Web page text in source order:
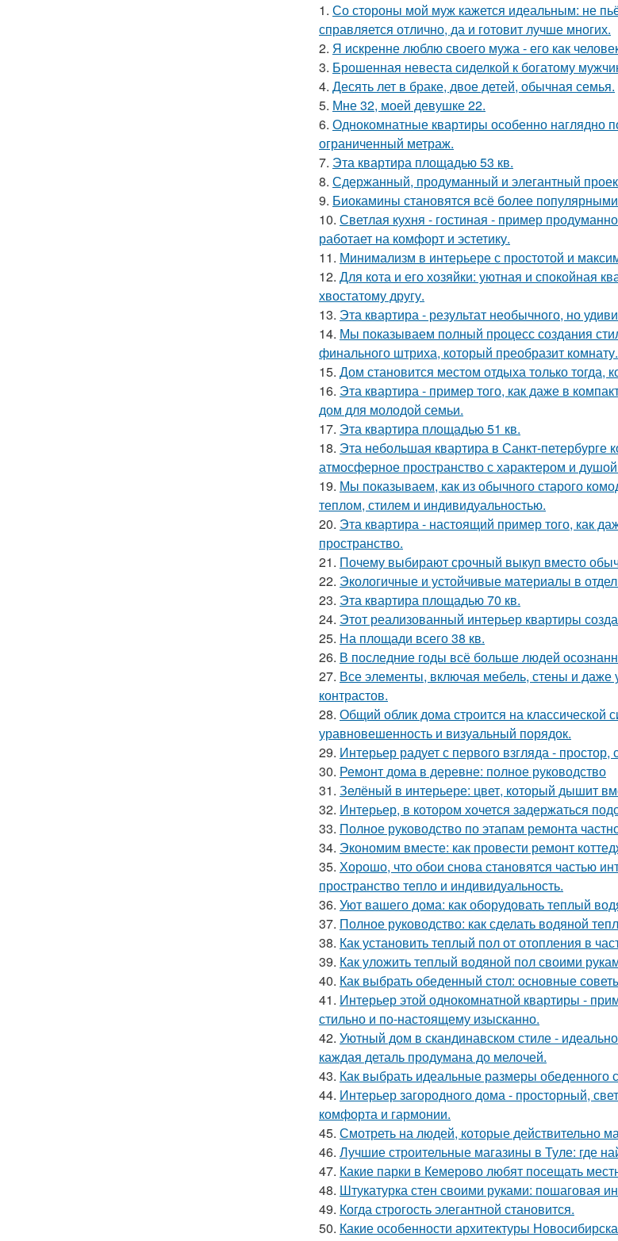
1. Со стороны мой муж кажется идеальным: не
справляется отлично, да и готовит лучше многих.
2. Я искренне люблю своего мужа - его как
3. Брошенная невеста сиделкой к богатому
4. Десять лет в браке, двое детей, обычная семья.
5. Мне 32, моей девушке 22.
6. Однокомнатные квартиры особенно наглядно
ограниченный метраж.
7. Эта квартира площадью 53 кв.
8. Сдержанный, продуманный и элегантный
9. Биокамины становятся всё более
10. Светлая кухня - гостиная - пример
работает на комфорт и эстетику.
11. Минимализм в интерьере с простотой и
12. Для кота и его хозяйки: уютная и спокойная
хвостатому другу.
13. Эта квартира - результат необычного, но
14. Мы показываем полный процесс создания
финального штриха, который преобразит комнату.
15. Дом становится местом отдыха только тогда,
16. Эта квартира - пример того, как даже в
дом для молодой семьи.
17. Эта квартира площадью 51 кв.
18. Эта небольшая квартира в Санкт-петербурге
атмосферное пространство с характером и
19. Мы показываем, как из обычного старого
теплом, стилем и индивидуальностью.
20. Эта квартира - настоящий пример того, как
пространство.
21. Почему выбирают срочный выкуп вместо
22. Экологичные и устойчивые материалы в
23. Эта квартира площадью 70 кв.
24. Этот реализованный интерьер квартиры
25. На площади всего 38 кв.
26. В последние годы всё больше людей
27. Все элементы, включая мебель, стены и
контрастов.
28. Общий облик дома строится на классической
уравновешенность и визуальный порядок.
29. Интерьер радует с первого взгляда -
30. Ремонт дома в деревне: полное руководство
31. Зелёный в интерьере: цвет, который дышит
32. Интерьер, в котором хочется задержаться
33. Полное руководство по этапам ремонта
34. Экономим вместе: как провести ремонт
35. Хорошо, что обои снова становятся частью
пространство тепло и индивидуальность.
36. Уют вашего дома: как оборудовать теплый
37. Полное руководство: как сделать водяной
38. Как установить теплый пол от отопления в
39. Как уложить теплый водяной пол своими
40. Как выбрать обеденный стол: основные
41. Интерьер этой однокомнатной квартиры -
стильно и по-настоящему изысканно.
42. Уютный дом в скандинавском стиле -
каждая деталь продумана до мелочей.
43. Как выбрать идеальные размеры обеденного
44. Интерьер загородного дома - просторный,
комфорта и гармонии.
45. Смотреть на людей, которые действительно
46. Лучшие строительные магазины в Туле: где
47. Какие парки в Кемерово любят посещать
48. Штукатурка стен своими руками: пошаговая
49. Когда строгость элегантной становится.
50. Какие особенности архитектуры